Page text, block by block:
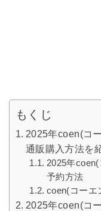
もくじ
2025年coen(コ
通販購入方法を
2025年
予約方法
coen(コーエ
2025年coen(コ